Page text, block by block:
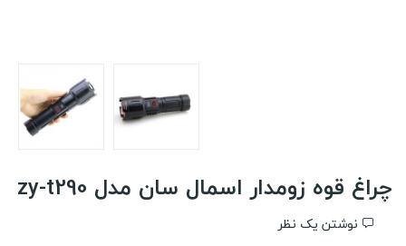
چراغ قوه زومدار اسمال سان مدل zy-t290
نوشتن یک نظر